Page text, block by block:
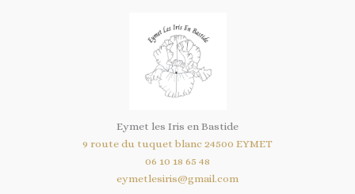
Eymet les Iris en Bastide
9 route du tuquet blanc 24500 EYMET
06 10 18 65 48
eymetlesiris@gmail.com